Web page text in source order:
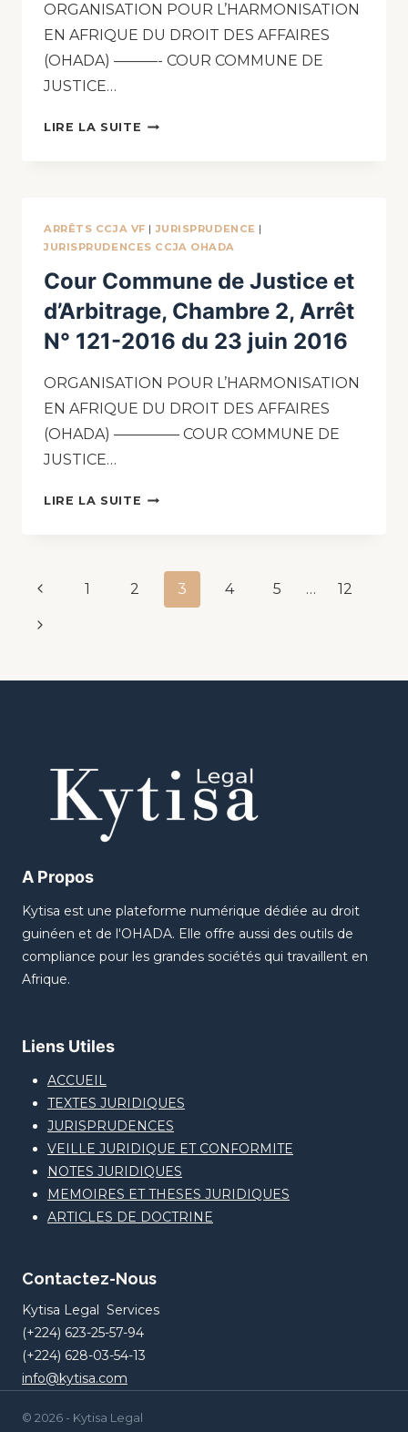
ORGANISATION POUR L’HARMONISATION
EN AFRIQUE DU DROIT DES AFFAIRES
(OHADA) ———- COUR COMMUNE DE
JUSTICE…
LIRE LA SUITE
ARRÊTS CCJA VF |JURISPRUDENCE |
JURISPRUDENCES CCJA OHADA
Cour Commune de Justice et
d’Arbitrage, Chambre 2, Arrêt
N° 121-2016 du 23 juin 2016
ORGANISATION POUR L’HARMONISATION
EN AFRIQUE DU DROIT DES AFFAIRES
(OHADA) ————– COUR COMMUNE DE
JUSTICE…
LIRE LA SUITE
1 2 3 4 5 … 12
A Propos
Kytisa est une plateforme numérique dédiée au droit
guinéen et de l'OHADA. Elle offre aussi des outils de
compliance pour les grandes sociétés qui travaillent en
Afrique.
Liens Utiles
ACCUEIL
TEXTES JURIDIQUES
JURISPRUDENCES
VEILLE JURIDIQUE ET CONFORMITE
NOTES JURIDIQUES
MEMOIRES ET THESES JURIDIQUES
ARTICLES DE DOCTRINE
Contactez-Nous
Kytisa Legal Services
(+224) 623-25-57-94
(+224) 628-03-54-13
info@kytisa.com
© 2026 - Kytisa Legal